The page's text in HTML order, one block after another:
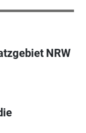
NRW